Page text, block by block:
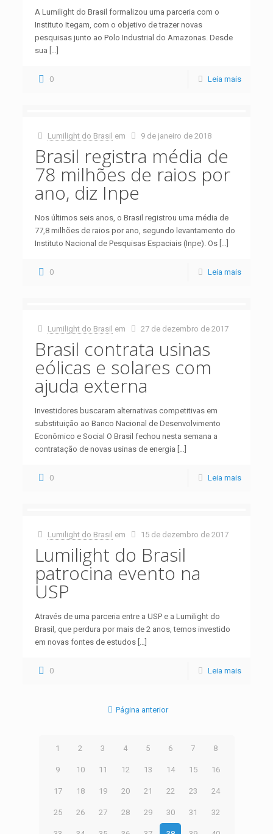
A Lumilight do Brasil formalizou uma parceria com o
Instituto Itegam, com o objetivo de trazer novas
pesquisas junto ao Polo Industrial do Amazonas. Desde
sua […]
0 Leia mais
Lumilight do Brasil em 9 de janeiro de 2018
Brasil registra média de
78 milhões de raios por
ano, diz Inpe
Nos últimos seis anos, o Brasil registrou uma média de
77,8 milhões de raios por ano, segundo levantamento do
Instituto Nacional de Pesquisas Espaciais (Inpe). Os […]
0 Leia mais
Lumilight do Brasil em 27 de dezembro de 2017
Brasil contrata usinas
eólicas e solares com
ajuda externa
Investidores buscaram alternativas competitivas em
substituição ao Banco Nacional de Desenvolvimento
Econômico e Social O Brasil fechou nesta semana a
contratação de novas usinas de energia […]
0 Leia mais
Lumilight do Brasil em 15 de dezembro de 2017
Lumilight do Brasil
patrocina evento na
USP
Através de uma parceria entre a USP e a Lumilight do
Brasil, que perdura por mais de 2 anos, temos investido
em novas fontes de estudos […]
0 Leia mais
Página anterior
1 2 3 4 5 6 7 8
9 10 11 12 13 14 15 16
17 18 19 20 21 22 23 24
25 26 27 28 29 30 31 32